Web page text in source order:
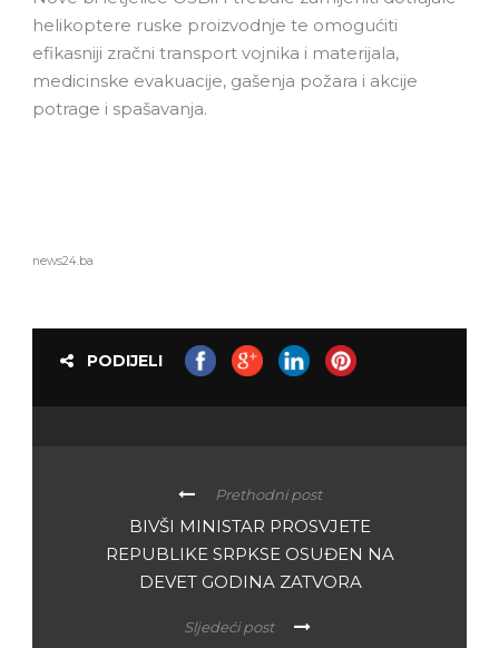
helikoptere ruske proizvodnje te omogućiti
efikasniji zračni transport vojnika i materijala,
medicinske evakuacije, gašenja požara i akcije
potrage i spašavanja.
news24.ba
PODIJELI
Prethodni post
BIVŠI MINISTAR PROSVJETE
REPUBLIKE SRPKSE OSUĐEN NA
DEVET GODINA ZATVORA
Sljedeći post